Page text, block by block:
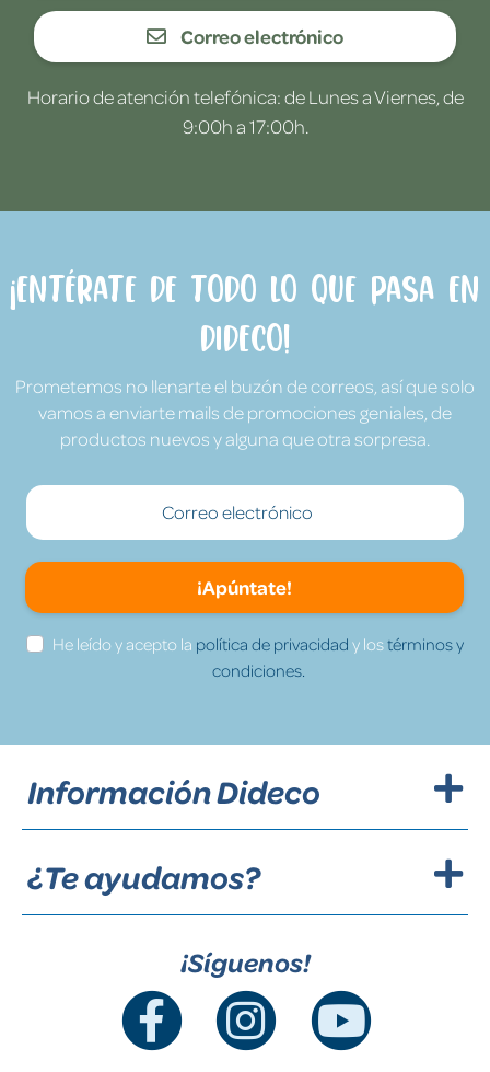
Correo electrónico
Horario de atención telefónica: de Lunes a Viernes, de
9:00h a 17:00h.
¡Entérate de todo lo que pasa en
Dideco!
Prometemos no llenarte el buzón de correos, así que solo
vamos a enviarte mails de promociones geniales, de
productos nuevos y alguna que otra sorpresa.
¡Apúntate!
He leído y acepto la política de privacidad y lostérminos y
condiciones.
Información Dideco
¿Te ayudamos?
¡Síguenos!